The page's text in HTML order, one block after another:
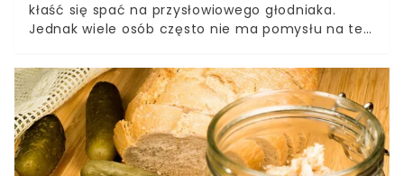
kłaść się spać na przysłowiowego głodniaka.
Jednak wiele osób często nie ma pomysłu na ten
było smacznie i zdrowo. Takie jest właśnie danie,
na które przepis mamy Wam do zaproponowania.
Zaskakujące jest to, że można do niego
wykorzystać pozostałe z obiadu ziemniaki.